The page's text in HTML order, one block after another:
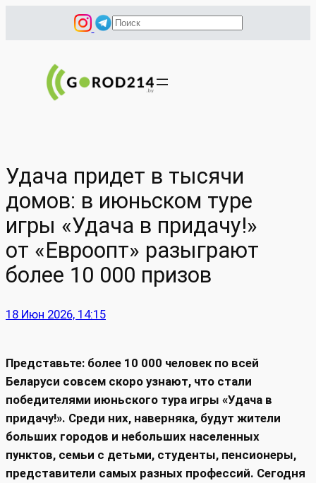
П
с
Удача придет в тысячи
домов: в июньском туре
игры «Удача в придачу!»
от «Евроопт» разыграют
более 10 000 призов
18 Июн 2026, 14:15
Представьте: более 10 000 человек по всей
Беларуси совсем скоро узнают, что стали
победителями июньского тура игры «Удача в
придачу!». Среди них, наверняка, будут жители
больших городов и небольших населенных
пунктов, семьи с детьми, студенты, пенсионеры,
представители самых разных профессий. Сегодня